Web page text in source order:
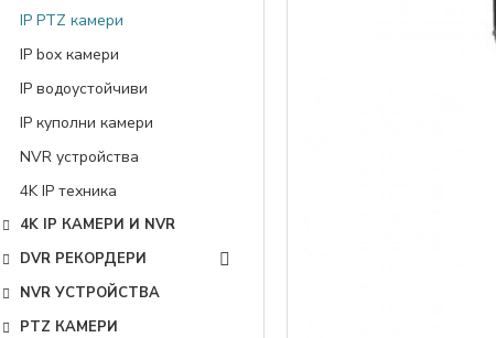
IP PTZ камери
IP box камери
IP водоустойчиви
IP куполни камери
NVR устройства
4K IP техника
4K IP КАМЕРИ И NVR
DVR РЕКОРДЕРИ
NVR УСТРОЙСТВА
PTZ КАМЕРИ